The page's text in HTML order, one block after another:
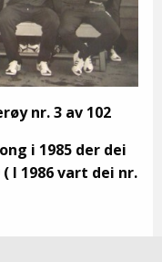
nr. 3 av 102
i 1985 der dei
I 1986 vart dei nr.